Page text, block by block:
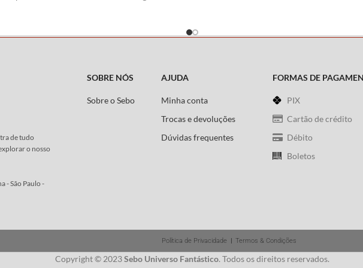
de tudo
o nosso
- São Paulo -
SOBRE NÓS
Sobre o Sebo
AJUDA
Minha conta
Trocas e devoluções
Dúvidas frequentes
FORMAS DE
PIX
Cartão de crédito
Débito
Boletos
Política de Privacidade | Termos & Condições
Copyright © 2023Sebo Universo Fantástico. Todos os direitos reservados.